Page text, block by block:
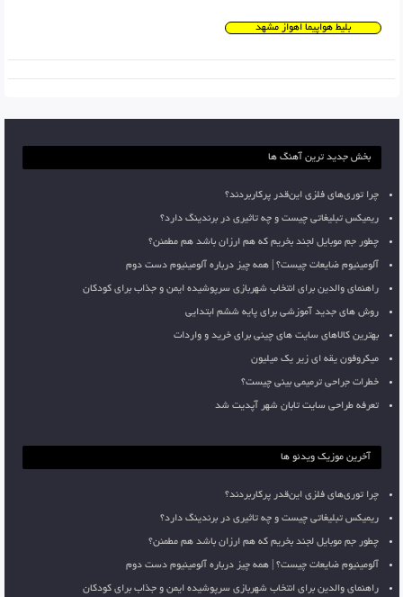
بلیط هواپیما اهواز مشهد
بخش جدید ترین آهنگ ها
چرا توری‌های فلزی این‌قدر پرکاربردند؟
ریمیکس تبلیغاتی چیست و چه تاثیری در برندینگ دارد؟
چطور جم موبایل لجند بخریم که هم ارزان باشد هم مطمئن؟
آلومینیوم ضایعات چیست؟ | همه چیز درباره آلومینیوم دست دوم
راهنمای والدین برای انتخاب شهربازی سرپوشیده ایمن و جذاب برای کودکان
روش های جدید آموزشی برای پایه ششم ابتدایی
بهترین کالاهای سایت های چینی برای خرید و واردات
میکروفون یقه ای زیر یک میلیون
خطرات جراحی ترمیمی بینی چیست؟
تعرفه طراحی سایت تابان شهر آپدیت شد
آخرین موزیک ویدئو ها
چرا توری‌های فلزی این‌قدر پرکاربردند؟
ریمیکس تبلیغاتی چیست و چه تاثیری در برندینگ دارد؟
چطور جم موبایل لجند بخریم که هم ارزان باشد هم مطمئن؟
آلومینیوم ضایعات چیست؟ | همه چیز درباره آلومینیوم دست دوم
راهنمای والدین برای انتخاب شهربازی سرپوشیده ایمن و جذاب برای کودکان